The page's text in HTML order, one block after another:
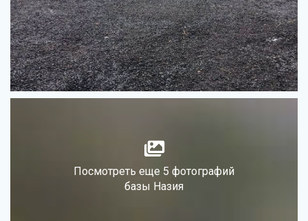
Посмотреть еще 5 фотографий
базы Назия